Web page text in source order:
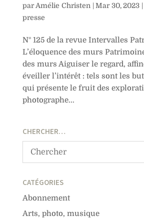
parAmélie Christen |Mar 30, 2023 |
presse
N° 125 de la revue Intervalles
L’éloquence des murs
des murs Aiguiser le regard,
éveiller l’intérêt : tels sont les
qui présente le fruit des
photographe...
CHERCHER…
CATÉGORIES
Abonnement
Arts, photo, musique